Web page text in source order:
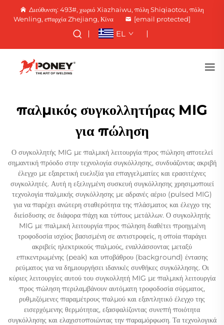
Διεύθυνση: 493#, χωριό Xiazhaiwu, πόλη Shiqiaotou, πόλη
Wenling, επαρχία Zhejiang, Κίνα
[email protected]
EL
παλμικός συγκολλητήρας MIG
για πώληση
Ο συγκολλητής MIG με παλμική λειτουργία προς πώληση αποτελεί
σημαντική πρόοδο στην τεχνολογία συγκόλλησης, συνδυάζοντας ακριβή
έλεγχο με εξαιρετική ευελιξία για επαγγελματίες και ερασιτέχνες
συγκολλητές. Αυτή η εξελιγμένη συσκευή συγκόλλησης χρησιμοποιεί
τεχνολογία παλμικής συγκόλλησης με αδρανές αέριο (pulsed MIG)
για να παρέχει ανώτερη σταθερότητα της πλάσματος και έλεγχο της
διείσδυσης σε διάφορα πάχη και τύπους μετάλλων. Ο συγκολλητής
MIG με παλμική λειτουργία προς πώληση διαθέτει προηγμένη
τροφοδοσία ισχύος βασισμένη σε αντιστροφείς, η οποία παράγει
ακριβείς ηλεκτρικούς παλμούς, εναλλάσσοντας μεταξύ
επικεντρωμένης (peak) και υποβάθρου (background) έντασης
ρεύματος για να δημιουργήσει ιδανικές συνθήκες συγκόλλησης. Οι
κύριες λειτουργίες αυτού του συγκολλητή MIG με παλμική λειτουργία
προς πώληση περιλαμβάνουν αυτόματη τροφοδοσία σύρματος,
ρυθμιζόμενες παραμέτρους παλμού και εξαντλητικό έλεγχο της
εισερχόμενης θερμότητας, εξασφαλίζοντας συνεπή ποιότητα
συγκόλλησης και ελαχιστοποιώντας την παραμόρφωση. Τα τεχνολογικά